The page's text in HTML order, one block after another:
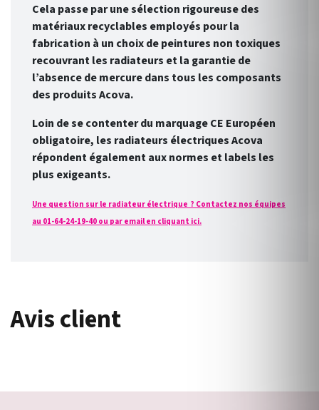
Cela passe par une sélection rigoureuse des
matériaux recyclables employés pour la
fabrication à un choix de peintures non toxiques
recouvrant les radiateurs et la garantie de
l’absence de mercure dans tous les composants
des produits Acova.
Loin de se contenter du marquage CE Européen
obligatoire, les radiateurs électriques Acova
répondent également aux normes et labels les
plus exigeants.
Une question sur le radiateur électrique ? Contactez nos équipes
au 01-64-24-19-40 ou par email en cliquant ici.
Avis client